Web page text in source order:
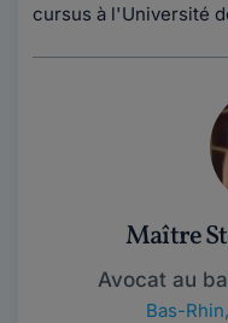
cursus à l'Université
Maître
Avocat au
Bas-Rhin,